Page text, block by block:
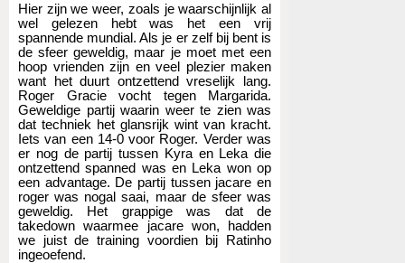
Hier zijn we weer, zoals je waarschijnlijk al
wel gelezen hebt was het een vrij
spannende mundial. Als je er zelf bij bent is
de sfeer geweldig, maar je moet met een
hoop vrienden zijn en veel plezier maken
want het duurt ontzettend vreselijk lang.
Roger Gracie vocht tegen Margarida.
Geweldige partij waarin weer te zien was
dat techniek het glansrijk wint van kracht.
Iets van een 14-0 voor Roger. Verder was
er nog de partij tussen Kyra en Leka die
ontzettend spanned was en Leka won op
een advantage. De partij tussen jacare en
roger was nogal saai, maar de sfeer was
geweldig. Het grappige was dat de
takedown waarmee jacare won, hadden
we juist de training voordien bij Ratinho
ingeoefend.